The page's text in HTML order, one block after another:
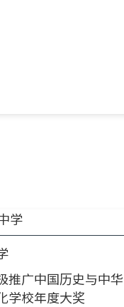
学
推广中国历史与中华
学校年度大奖